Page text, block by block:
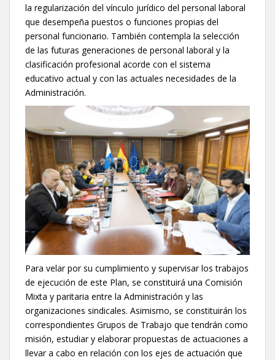
la regularización del vínculo jurídico del personal laboral
que desempeña puestos o funciones propias del
personal funcionario. También contempla la selección
de las futuras generaciones de personal laboral y la
clasificación profesional acorde con el sistema
educativo actual y con las actuales necesidades de la
Administración.
Para velar por su cumplimiento y supervisar los trabajos
de ejecución de este Plan, se constituirá una Comisión
Mixta y paritaria entre la Administración y las
organizaciones sindicales. Asimismo, se constituirán los
correspondientes Grupos de Trabajo que tendrán como
misión, estudiar y elaborar propuestas de actuaciones a
llevar a cabo en relación con los ejes de actuación que